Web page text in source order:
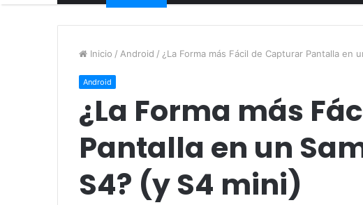
Inicio / Android / ¿La Forma más Fácil de Capturar Pantalla en
Android
¿La Forma más
Pantalla en un
S4? (y S4 mini)